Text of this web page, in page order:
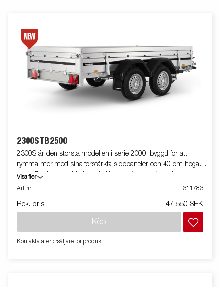
2300STB2500
2300S är den största modellen i serie 2000, byggd för att
rymma mer med sina förstärkta sidopaneler och 40 cm höga
sidor. Det är en dubbelaxlad släpvagn (tandem) med bromsar,
vilket ger extra stabilitet och säkerhet vid körning, även med
enkelt att lasta längre gods. För extra stabilitet har släpet ett
lasten hålls säkert på plats. Vagnen på bilden kan vara
extrautrustad.
Visa fler
Art nr
311783
Rek. pris 47 550 SEK
Köp
Kontakta återförsäljare för produkt